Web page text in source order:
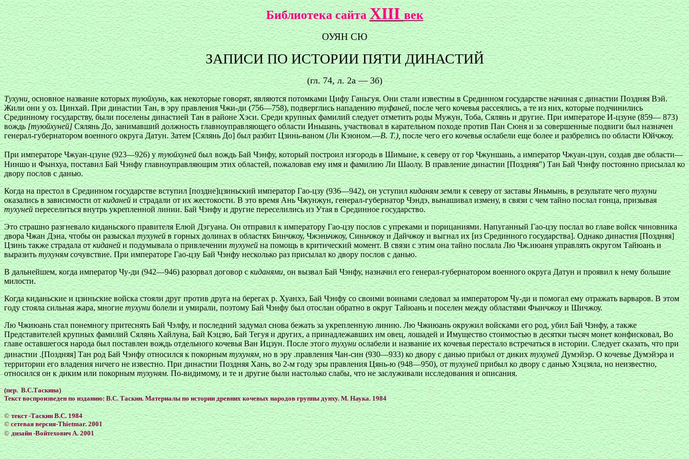
Библиотека сайта XIIIвек
ОУЯН СЮ
ЗАПИСИ ПО ИСТОРИИ ПЯТИ ДИНАСТИЙ
(гл. 74, л. 2а — 3б)
Тухуни,основное название которыхтуюйхунь,как некоторые говорят, являются потомками Цифу Ганьгуя. Они стали известны в Срединном государстве начиная с династии Поздняя Вэй.
Жили они у оз. Цинхай. При династии Тан, в эру правления Чжи-ди (756—758), подверглись нападениютуфаней,после чего кочевья рассеялись, а те из них, которые подчинились
Срединному государству, были поселены династией Тан в районе Хэси. Среди крупных фамилий следует отметить роды Мужун, Тоба, Сялянь и другие. При императоре И-цзуне (859— 873)
вождь[туюйхуней]Сялянь До, занимавший должность главноуправляющего области Иньшань, участвовал в карательном походе против Пан Сюня и за совершенные подвиги был назначен
генерал-губернатором военного округа Датун. Затем [Сялянь До] был разбит Цзинь-ваном (Ли Кэюном.—В. Т.),после чего его кочевья ослабели еще более и разбрелись по области Юйчжоу.
При императоре Чжуан-цзуне (923—926) утуюйхунейбыл вождь Бай Чэнфу, который построил изгородь в Шимыне, к северу от гор Чжуншань, а император Чжуан-цзун, создав две области—
Ниншо и Фынхуа, поставил Бай Чэнфу главноуправляющим этих областей, пожаловав ему имя и фамилию Ли Шаолу. В правление династии [Поздняя") Тан Бай Чэнфу постоянно присылал ко
двору послов с данью.
Когда на престол в Срединном государстве вступил [поздне]цзиньский император Гао-цзу (936—942), он уступилкиданям земли к северу от заставы Яньмынь, в результате чеготухуни
оказались в зависимости откиданейи страдали от их жестокости. В это время Ань Чжунжун, генерал-губернатор Чэндэ, вынашивал измену, в связи с чем тайно послал гонца, призывая
тухунейпереселиться внутрь укрепленной линии. Бай Чэнфу и другие переселились из Утая в Срединное государство.
Это страшно разгневало киданьского правителя Елюй Дэгуана. Он отправил к императору Гао-цзу послов с упреками и порицаниями. Напуганный Гао-цзу послал во главе войск чиновника
двора Чжан Дэна, чтобы он разыскалтухунейв горных долинах в областях Бинчжоу, Чжэньчжоу, Синьчжоу и Дайчжоу и выгнал их [из Срединного государства]. Однако династия [Поздняя]
Цзинь также страдала откиданейи подумывала о привлечении тухунейна помощь в критический момент. В связи с этим она тайно послала Лю Чж.июаня управлять округом Тайюань и
выразитьтухунямсочувствие. При императоре Гао-цзу Бай Чэнфу несколько раз присылал ко двору послов с данью.
В дальнейшем, когда император Чу-ди (942—946) разорвал договор скиданями,он вызвал Бай Чэнфу, назначил его генерал-губернатором военного округа Датун и проявил к нему большие
милости.
Когда киданьские и цзиньские войска стояли друг против друга на берегах р. Хуанхэ, Бай Чэнфу со своими воинами следовал за императором Чу-ди и помогал ему отражать варваров. В этом
году стояла сильная жара, многиетухуниболели и умирали, поэтому Бай Чэнфу был отослан обратно в округ Тайюань и поселен между областями Фынчжоу и Шичжоу.
Лю Чжиюань стал понемногу притеснять Бай Чэлфу, и последний задумал снова бежать за укрепленную линию. Лю Чжиюань окружил войсками его род, убил Бай Чэнфу, а также
Представителей крупных фамилий Сялянь Хайлуна, Бай Кэцзю, Бай Тегуя и других, а принадлежавших им овец, лошадей и Имущество стоимостью в десятки тысяч монет конфисковал, Во
главе оставшегося народа был поставлен вождь отдельного кочевья Ван Ицзун. После этоготухуниослабели и название их кочевья перестало встречаться в истории. Следует сказать, что при
династии .[Поздняя] Тан род Бай Чэнфу относился к покорнымтухуням,но в эру .правления Чан-син (930—933) ко двору с данью прибыл от дикихтухуней Думэйэр. О кочевье Думэйэра и
территории его владения ничего не известно. При династии Поздняя Хань, во 2-м году эры правления Цянь-ю (948—950), оттухунейприбыл ко двору с данью Хэцзяла, но неизвестно,
относился он к диким или покорнымтухуням.По-видимому, и те и другие были настолько слабы, что не заслуживали исследования и описания.
(пер. В.С.Таскина)
Текст воспроизведен по изданию: В.С. Таскин. Материалы по истории древних кочевых народов группы дунху. М. Наука. 1984
© текст -Таскин В.С. 1984
©сетевая версия-Тhietmar. 2001
© дизайн -Войтехович А. 2001